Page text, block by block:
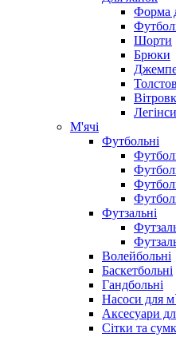
Форма
Шорти
Брюки
М'ячі
Футбольні
Футзальні
Волейбольні
Баскетбольні
Гандбольні
Насоси для
Аксесуари
Сітки та